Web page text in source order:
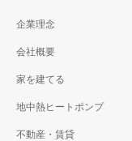
企業理念
会社概要
家を建てる
地中熱ヒートポンプ
不動産・賃貸